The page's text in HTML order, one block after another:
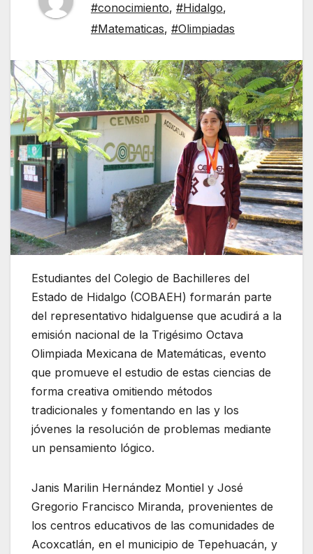
#conocimiento, #Hidalgo,
#Matematicas, #Olimpiadas
Estudiantes del Colegio de Bachilleres del
Estado de Hidalgo (COBAEH) formarán parte
del representativo hidalguense que acudirá a la
emisión nacional de la Trigésimo Octava
Olimpiada Mexicana de Matemáticas, evento
que promueve el estudio de estas ciencias de
forma creativa omitiendo métodos
tradicionales y fomentando en las y los
jóvenes la resolución de problemas mediante
un pensamiento lógico.
Janis Marilin Hernández Montiel y José
Gregorio Francisco Miranda, provenientes de
los centros educativos de las comunidades de
Acoxcatlán, en el municipio de Tepehuacán, y